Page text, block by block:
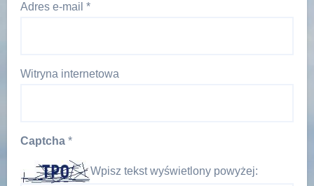
Adres e-mail *
Witryna internetowa
Captcha *
Wpisz tekst wyświetlony powyżej: